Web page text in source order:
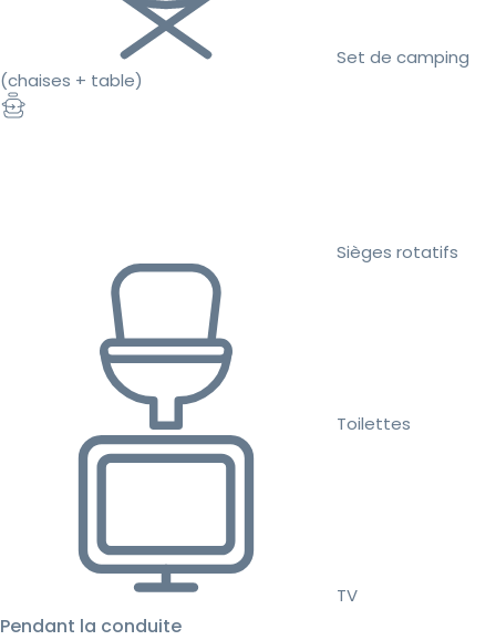
Set de camping
(chaises + table)
Sièges rotatifs
Toilettes
TV
Pendant la conduite